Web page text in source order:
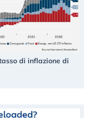
di inflazione di